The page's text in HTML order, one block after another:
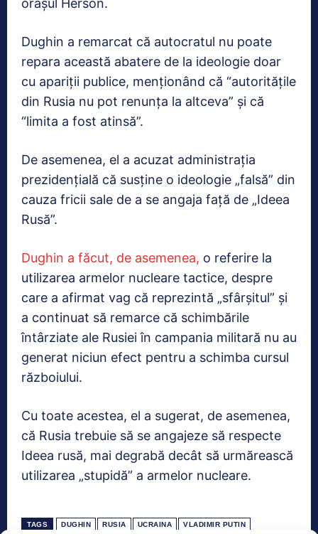
orașul Herson.
Dughin a remarcat că autocratul nu poate
repara această abatere de la ideologie doar
cu apariții publice, menționând că “autoritățile
din Rusia nu pot renunța la altceva” și că
“limita a fost atinsă”.
De asemenea, el a acuzat administrația
prezidențială că susține o ideologie „falsă” din
cauza fricii sale de a se angaja față de „Ideea
Rusă”.
Dughin a făcut, de asemenea, o referire la
utilizarea armelor nucleare tactice, despre
care a afirmat vag că reprezintă „sfârșitul” și
a continuat să remarce că schimbările
întârziate ale Rusiei în campania militară nu au
generat niciun efect pentru a schimba cursul
războiului.
Cu toate acestea, el a sugerat, de asemenea,
că Rusia trebuie să se angajeze să respecte
Ideea rusă, mai degrabă decât să urmărească
utilizarea „stupidă” a armelor nucleare.
TAGS DUGHIN RUSIA UCRAINA VLADIMIR PUTIN